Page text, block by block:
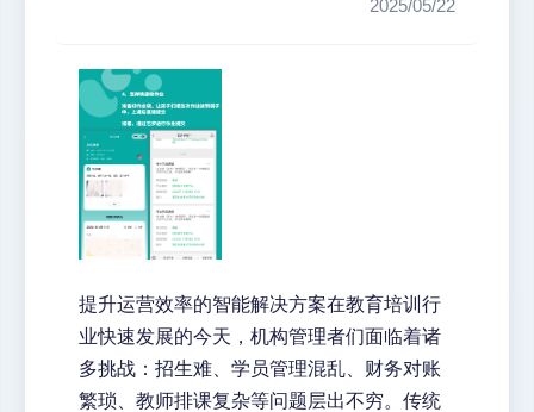
2025/05/22
提升运营效率的智能解决方案在教育培训行
业快速发展的今天，机构管理者们面临着诸
多挑战：招生难、学员管理混乱、财务对账
繁琐、教师排课复杂等问题层出不穷。传统